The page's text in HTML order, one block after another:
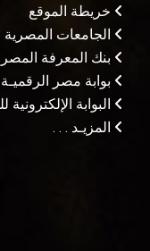
خريطة الموقع
الجامعات المصرية
بنك المعرفة
بوابة مصر الرقميـة
البوابة
المزيـد . . .